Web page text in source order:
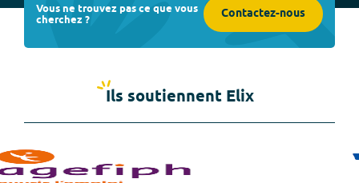
Vous ne trouvez pas ce que vous
cherchez ? Contactez-nous
Ils soutiennent Elix